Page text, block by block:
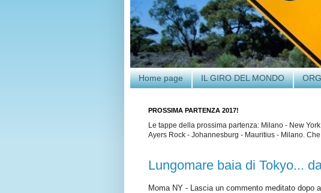
Home page IL GIRO DEL MONDO
PROSSIMA PARTENZA 2017!
Le tappe della prossima partenza: Milano - New
Ayers Rock - Johannesburg - Mauritius - Milano.
Lungomare baia di Tokyo...
Moma NY - Lascia un commento meditato